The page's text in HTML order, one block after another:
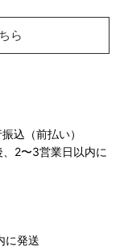
ら
込（前払い）
2〜3営業日以内に
に発送